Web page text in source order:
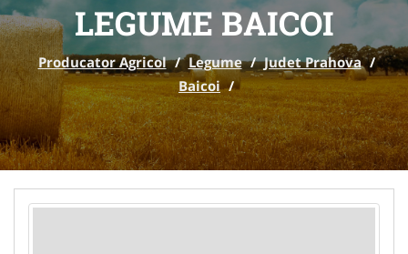
LEGUME BAICOI
Producator Agricol / Legume / Judet Prahova /
Baicoi /